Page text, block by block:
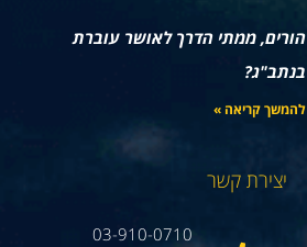
הורים, ממתי הדרך לאושר עוברת
בנתב"ג?
להמשך קריאה »
יצירת קשר
03-910-0710